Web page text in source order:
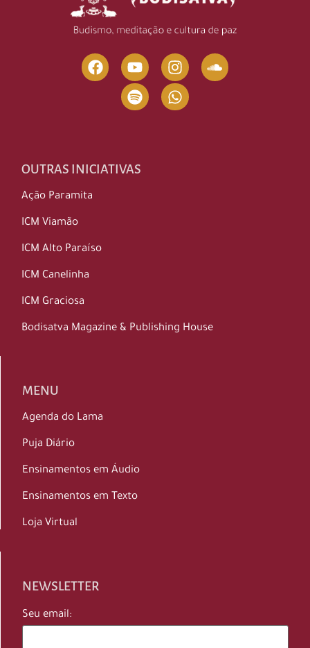
OUTRAS INICIATIVAS
Ação Paramita
ICM Viamão
ICM Alto Paraíso
ICM Canelinha
ICM Graciosa
Bodisatva Magazine & Publishing House
MENU
Agenda do Lama
Puja Diário
Ensinamentos em Áudio
Ensinamentos em Texto
Loja Virtual
NEWSLETTER
Seu email: